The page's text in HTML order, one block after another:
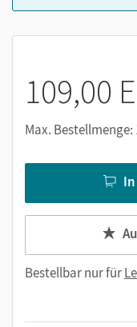
109,00
Max. Bestellmenge:
Bestellbar nur für